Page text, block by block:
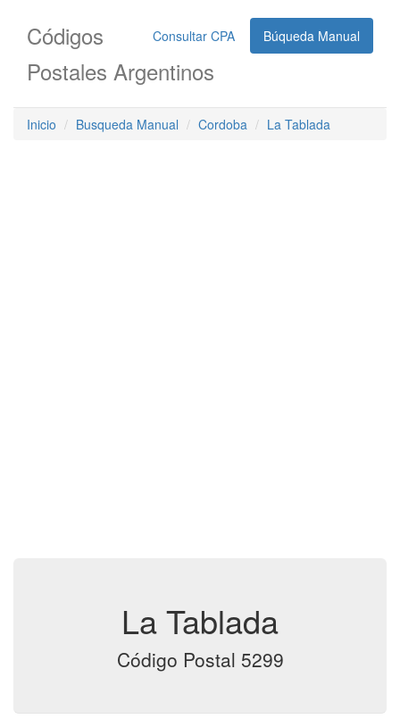
Consultar CPA Búqueda Manual
Códigos
Postales Argentinos
Inicio Busqueda Manual Cordoba La Tablada
La Tablada
Código Postal 5299